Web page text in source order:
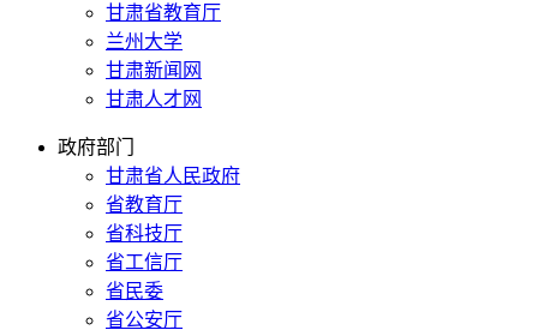
甘肃省教育厅
兰州大学
甘肃新闻网
甘肃人才网
政府部门
甘肃省人民政府
省教育厅
省科技厅
省工信厅
省民委
省公安厅